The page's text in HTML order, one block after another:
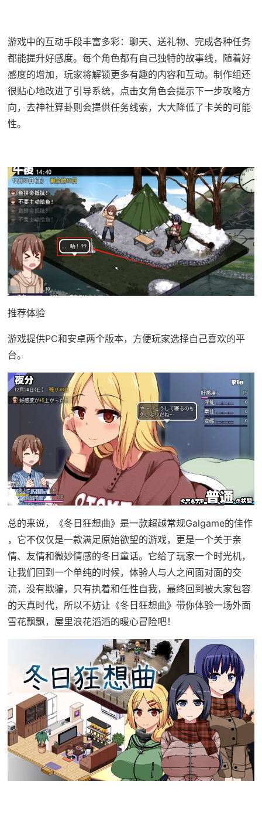
游戏中的​​互动手段丰富多彩​​：聊天、送礼物、完成各种任务
都能提升好感度。每个角色都有自己独特的故事线，随着好
感度的增加，玩家将解锁更多有趣的内容和互动。制作组还
很贴心地改进了引导系统，点击女角色会提示下一步攻略方
向，去神社算卦则会提供任务线索，大大降低了卡关的可能
性。
推荐体验
游戏提供PC和安卓两个版本，方便玩家选择自己喜欢的平
台。
总的来说，《冬日狂想曲》是一款​​超越常规Galgame的佳作​​
，它不仅仅是一款满足原始欲望的游戏，更是一个关于亲
情、友情和微妙情感的冬日童话。它给了玩家一个时光机，
让我们回到一个单纯的时候，体验人与人之间面对面的交
流，没有欺骗，只有执着和任性自我，最终回到被大家包容
的天真时代，所以不妨让《冬日狂想曲》带你体验一场​​外面
雪花飘飘，屋里浪花滔滔​​的暖心冒险吧！